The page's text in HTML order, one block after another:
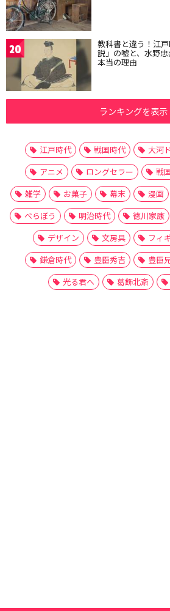
20 教科書と違う！江
説」の嘘と、水野
本当の理由
ランキングを表示
江戸時代 戦国時代 大河
アニメ
ロングセラー 戦
雑学
お菓子 幕末 漫画
べらぼう
明治時代 徳川家康
デザイン
文房具 フィ
鎌倉時代
豊臣秀吉 豊臣
光る君へ
葛飾北斎